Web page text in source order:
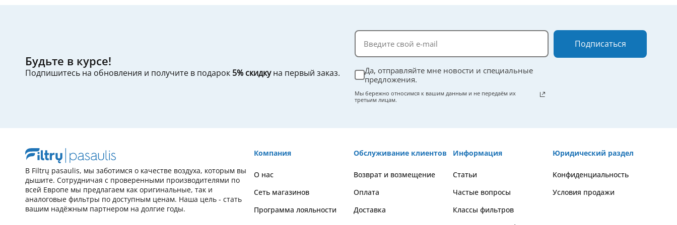
Будьте в курсе!
Подпишитесь на обновления и получите в подарок 5% скидкуна первый заказ.
Да, отправляйте мне новости и специальные
предложения.
Мы бережно относимся к вашим данным и не передаём их
третьим лицам.
Подписаться
В Filtrų pasaulis, мы заботимся о качестве воздуха, которым вы
дышите. Сотрудничая с проверенными производителями по
всей Европе мы предлагаем как оригинальные, так и
аналоговые фильтры по доступным ценам. Наша цель - стать
вашим надёжным партнером на долгие годы.
Компания
О нас
Сеть магазинов
Программа лояльности
Обслуживание клиентов
Возврат и возмещение
Оплата
Доставка
Информация
Статьи
Частые вопросы
Классы фильтров
Юридический раздел
Kонфиденциальность
Условия продажи